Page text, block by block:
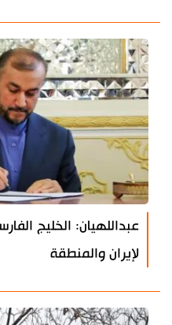
عبداللهيان: الخليج
لإيران والمنطقة